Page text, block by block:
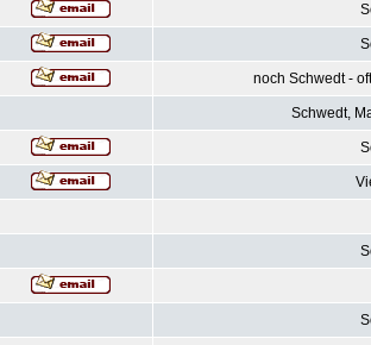
noch Schwedt -
Schwedt,